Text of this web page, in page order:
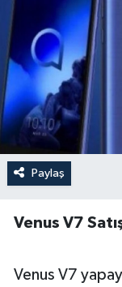
Paylaş
Venus V7
Venus V7